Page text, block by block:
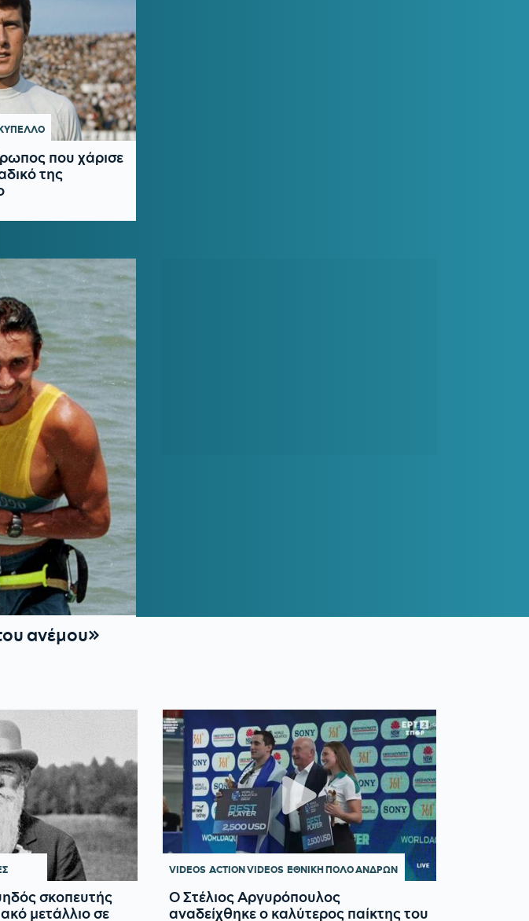
που χάρισε
της
ανέμου»
σκοπευτής
μετάλλιο σε
VIDEOS ACTION VIDEOS ΕΘΝΙΚΗ ΠΟΛΟ ΑΝΔΡΩΝ
Ο Στέλιος Αργυρόπουλος
αναδείχθηκε ο καλύτερος παίκτης του